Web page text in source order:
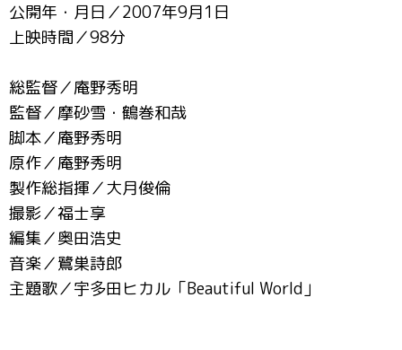
公開年・月日／2007年9月1日
上映時間／98分
総監督／庵野秀明
監督／摩砂雪・鶴巻和哉
脚本／庵野秀明
原作／庵野秀明
製作総指揮／大月俊倫
撮影／福士享
編集／奥田浩史
音楽／鷺巣詩郎
主題歌／宇多田ヒカル「Beautiful World」